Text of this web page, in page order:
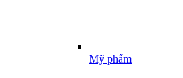
Mỹ phẩm